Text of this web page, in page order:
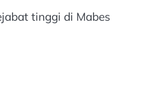
tinggi di Mabes